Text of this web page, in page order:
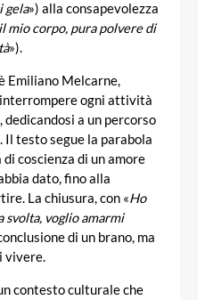
gela») alla consapevolezza
mio corpo, pura polvere di
»).
Emiliano Melcarne,
ogni attività
a un percorso
testo segue la parabola
coscienza di un amore
dato, fino alla
La chiusura, con «Ho
svolta, voglio amarmi
di un brano, ma
vivere.
contesto culturale che